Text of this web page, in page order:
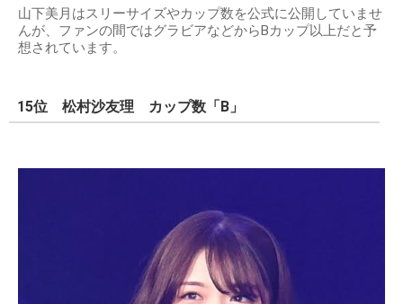
山下美月はスリーサイズやカップ数を公式に公開していませ
んが、ファンの間ではグラビアなどからBカップ以上だと予
想されています。
15位 松村沙友理 カップ数「B」